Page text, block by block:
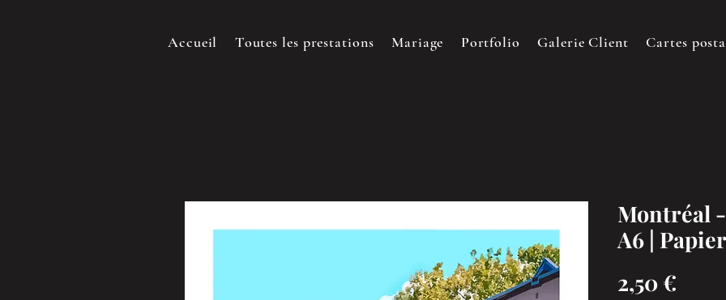
Accueil Toutes les prestations Mariage Portfolio Galerie Client Cartes
Montréal
A6 |
2,50 €